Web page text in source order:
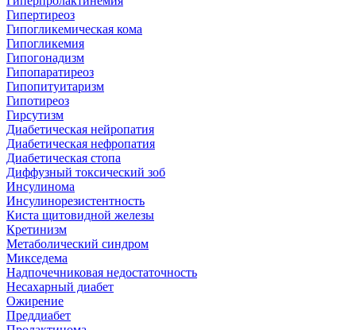
Гипертиреоз
Гипогликемическая кома
Гипогликемия
Гипогонадизм
Гипопаратиреоз
Гипопитуитаризм
Гипотиреоз
Гирсутизм
Диабетическая нейропатия
Диабетическая нефропатия
Диабетическая стопа
Диффузный токсический зоб
Инсулинома
Инсулинорезистентность
Киста щитовидной железы
Кретинизм
Метаболический синдром
Микседема
Надпочечниковая недостаточность
Несахарный диабет
Ожирение
Преддиабет